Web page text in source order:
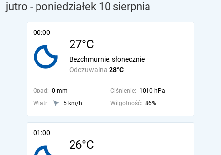
jutro - poniedziałek 10 sierpnia
00:00
27°C
Odczuwalna 28°C
Bezchmurnie, słonecznie
Opad: 0 mm Ciśnienie: 1010 hPa
Wiatr:
5 km/h Wilgotność: 86%
01:00
26°C